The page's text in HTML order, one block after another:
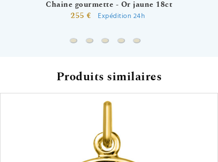
Chaine gourmette - Or jaune 18ct
255 €
Expédition 24h
Produits similaires